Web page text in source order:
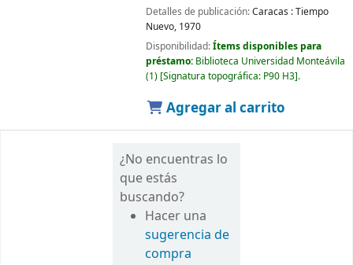
Detalles de publicación:Caracas :Tiempo
Nuevo, 1970
Disponibilidad:Ítems disponibles para
préstamo: Biblioteca Universidad Monteávila
(1) Signatura topográfica: P90 H3 .
Agregar al carrito
¿No encuentras lo
que estás
buscando?
Hacer una
sugerencia de
compra